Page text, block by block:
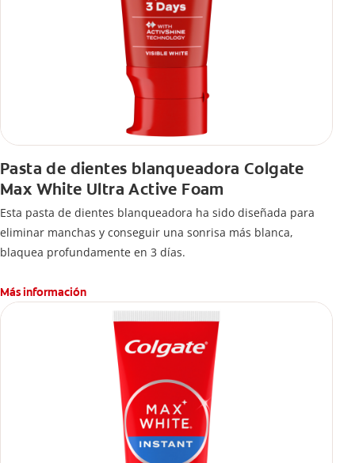
Pasta de dientes blanqueadora Colgate
Max White Ultra Active Foam
Esta pasta de dientes blanqueadora ha sido diseñada para
eliminar manchas y conseguir una sonrisa más blanca,
blaquea profundamente en 3 días.
Más información